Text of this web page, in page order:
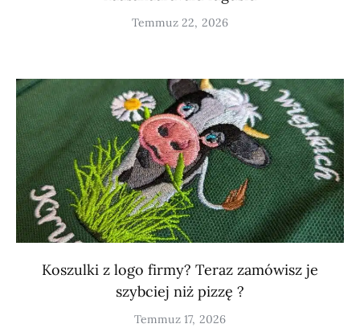
Temmuz 22, 2026
Koszulki z logo firmy? Teraz zamówisz je
szybciej niż pizzę ?
Temmuz 17, 2026